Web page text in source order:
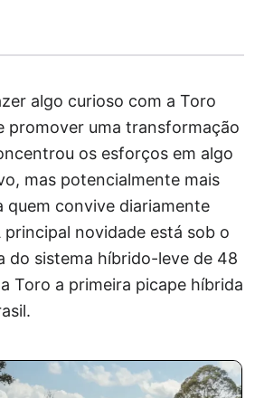
algo curioso com a Toro
promover uma transformação
os esforços em algo
mas potencialmente mais
quem convive diariamente
principal novidade está sob o
do sistema híbrido-leve de 48
Toro a primeira picape híbrida